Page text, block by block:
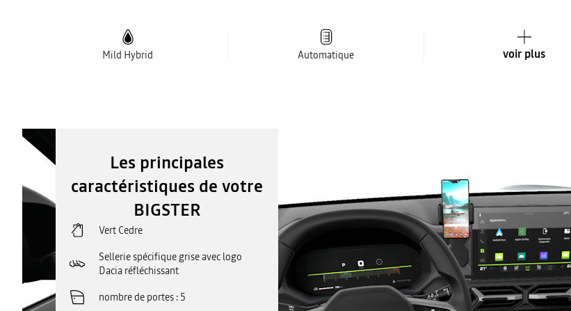
Mild Hybrid Automatique voir plus
Les principales
caractéristiques de votre
BIGSTER
Vert Cedre
Sellerie spécifique grise avec logo
Dacia réfléchissant
nombre de portes 5